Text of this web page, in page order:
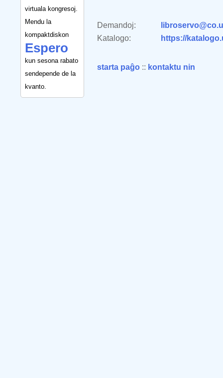
virtuala kongresoj.
Mendu la
kompaktdiskon
Espero
kun sesona rabato
sendepende de la
kvanto.
Demandoj:
Katalogo:
https://
starta paĝo :: kontaktu nin